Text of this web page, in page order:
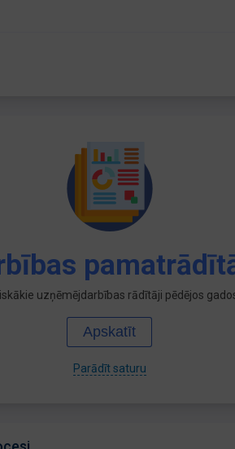
uzņēmējdarbības rādītāji pēdējos
Apskatīt
Parādīt saturu